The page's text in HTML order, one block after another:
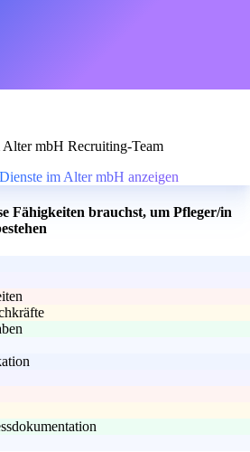
mbH Recruiting-Team
im Alter mbH anzeigen
Fähigkeiten brauchst, um Pfleger/in